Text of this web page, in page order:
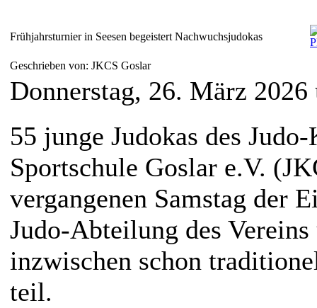
Frühjahrsturnier in Seesen begeistert Nachwuchsjudokas
Geschrieben von: JKCS Goslar
Donnerstag, 26. März 2026
55 junge Judokas des
Sportschule Goslar e.V.
vergangenen Samstag der
Judo-Abteilung des
inzwischen schon
teil.